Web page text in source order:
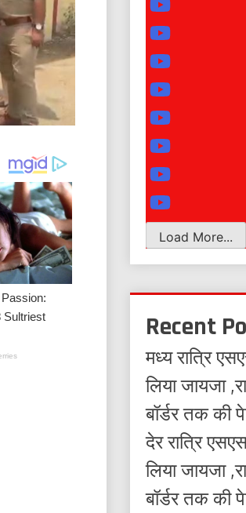
Load More...
Recent
मध्य रात्रि
लिया जायजा
बॉर्डर तक की
देर रात्रि
लिया जायजा
बॉर्डर तक की